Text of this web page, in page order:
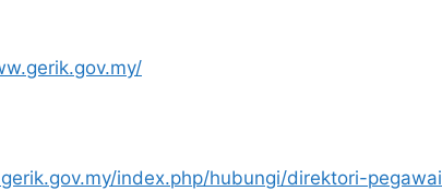
index.php/hubungi/direktori-pegawai